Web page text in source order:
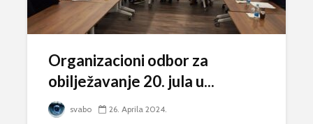
Organizacioni odbor za
obilježavanje 20. jula u...
svabo 26. Aprila 2024.